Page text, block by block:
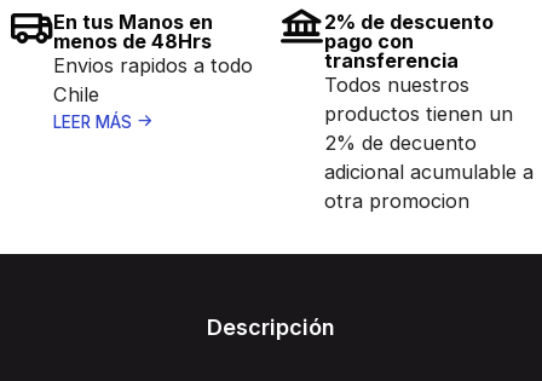
En tus Manos en
menos de 48Hrs
Envios rapidos a todo
Chile
LEER MÁS
2% de descuento
pago con
transferencia
Todos nuestros
productos tienen un
2% de decuento
adicional acumulable a
otra promocion
Descripción